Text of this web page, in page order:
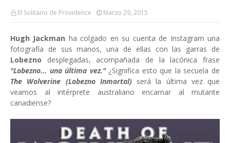
El Solitario de Providence Marzo 29, 2015
Hugh Jackman ha colgado en su cuenta de Instagram una
fotografía de sus manos, una de ellas con las garras de
Lobezno desplegadas, acompañada de la lacónica frase
"Lobezno... una última vez."¿Significa esto que la secuela de
The Wolverine (Lobezno Inmortal) será la última vez que
veamos al intérprete australiano encarnar al mutante
canadiense?